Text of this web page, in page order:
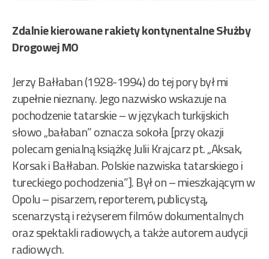
Zdalnie kierowane rakiety kontynentalne Służby
Drogowej MO
Jerzy Bałłaban (1928-1994) do tej pory był mi
zupełnie nieznany. Jego nazwisko wskazuje na
pochodzenie tatarskie – w językach turkijskich
słowo „bałaban” oznacza sokoła [przy okazji
polecam genialną książkę Julii Krajcarz pt. „Aksak,
Korsak i Bałłaban. Polskie nazwiska tatarskiego i
tureckiego pochodzenia”]. Był on – mieszkającym w
Opolu – pisarzem, reporterem, publicystą,
scenarzystą i reżyserem filmów dokumentalnych
oraz spektakli radiowych, a także autorem audycji
radiowych.